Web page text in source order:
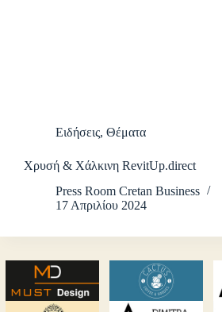
Ειδήσεις, Θέματα
Χρυσή & Χάλκινη RevitUp.direct
Press Room Cretan Business
17 Απριλίου 2024